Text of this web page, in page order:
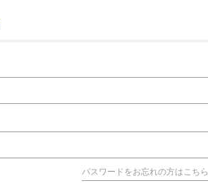
パスワードをお忘れの方はこちら